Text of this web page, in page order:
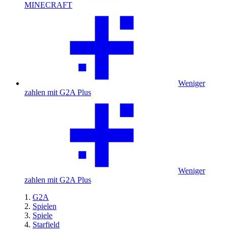
MINECRAFT
Weniger
zahlen mit G2A Plus
Weniger
zahlen mit G2A Plus
G2A
Spielen
Spiele
Starfield